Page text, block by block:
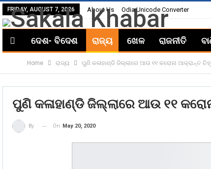
FRIDAY, AUGUST 7, 2026 About Us Odia Unicode Converter
ଦେଶ- ବିଦେଶ ରାଜ୍ୟ ଖେଳ ରାଜନୀତି
Home ରାଜ୍ୟ ପୁଣି କଳାହାଣ୍ଡି ଜିଲ୍ଲାରେ ଆଉ ୧୧ କରୋନା ଆକ୍ରାନ୍ତ
ପୁଣି କଳାହାଣ୍ଡି ଜିଲ୍ଲାରେ ଆଉ ୧୧
By On May 20, 2020